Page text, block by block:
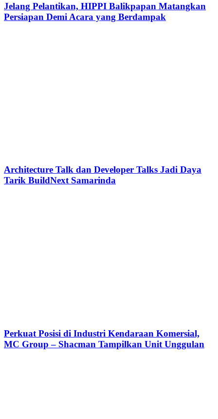
Jelang Pelantikan, HIPPI Balikpapan Matangkan
Persiapan Demi Acara yang Berdampak
Architecture Talk dan Developer Talks Jadi Daya
Tarik BuildNext Samarinda
Perkuat Posisi di Industri Kendaraan Komersial,
MC Group – Shacman Tampilkan Unit Unggulan